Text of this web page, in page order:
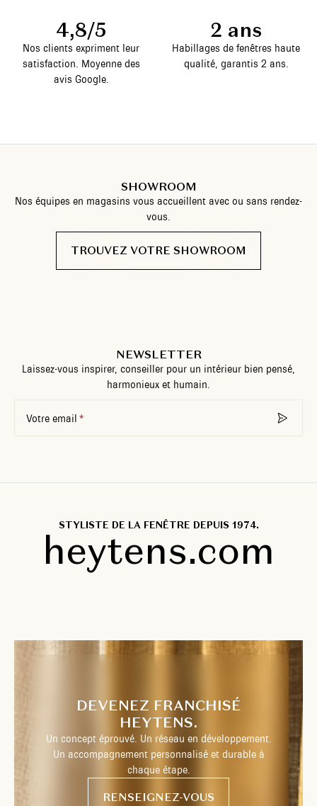
4,8/5
Nos clients expriment leur
satisfaction. Moyenne des
avis Google.
2 ans
Habillages de fenêtres haute
qualité, garantis 2 ans.
SHOWROOM
Nos équipes en magasins vous accueillent avec ou sans rendez-
vous.
TROUVEZ VOTRE SHOWROOM
NEWSLETTER
Laissez-vous inspirer, conseiller pour un intérieur bien pensé,
harmonieux et humain.
Votre email
STYLISTE DE LA FENÊTRE DEPUIS 1974.
heytens.com
DEVENEZ FRANCHISÉ
HEYTENS.
Un concept éprouvé. Un réseau en développement.
Un accompagnement personnalisé et durable à
chaque étape.
RENSEIGNEZ-VOUS